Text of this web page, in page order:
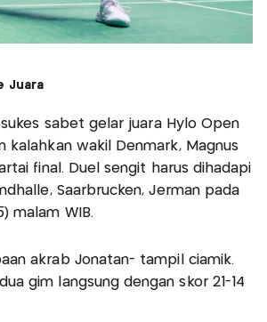
Juara
sabet gelar juara Hylo Open
kalahkan wakil Denmark, Magnus
final. Duel sengit harus dihadapi
Saarbrucken, Jerman pada
malam WIB.
akrab Jonatan- tampil ciamik.
gim langsung dengan skor 21-14